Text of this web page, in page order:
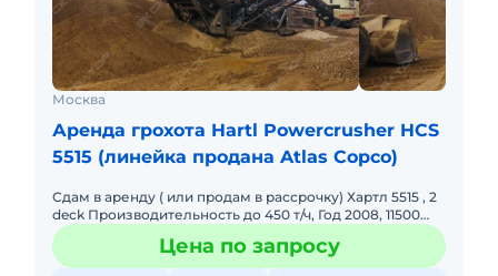
Москва
Аренда грохота Hartl Powercrusher HCS
5515 (линейка продана Atlas Copco)
Сдам в аренду ( или продам в рассрочку) Хартл 5515 , 2
deck Производительность до 450 т/ч, Год 2008, 11500
моточасов, Двигатель САТ с 4.4, откапитален, нараб
Цена по запросу